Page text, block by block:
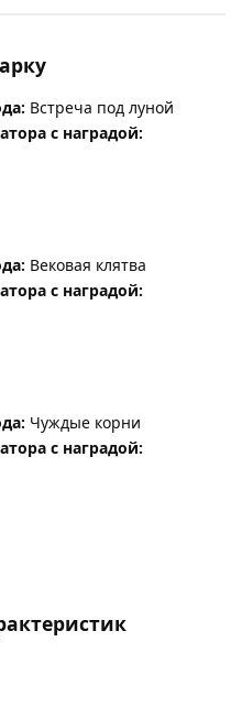
Встреча под луной
с наградой:
Вековая клятва
с наградой:
Чуждые корни
с наградой: